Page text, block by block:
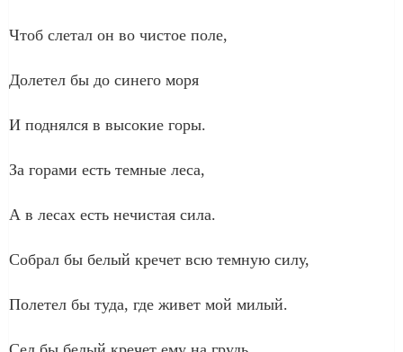
Чтоб слетал он во чистое поле,
Долетел бы до синего моря
И поднялся в высокие горы.
За горами есть темные леса,
А в лесах есть нечистая сила.
Собрал бы белый кречет всю темную силу,
Полетел бы туда, где живет мой милый.